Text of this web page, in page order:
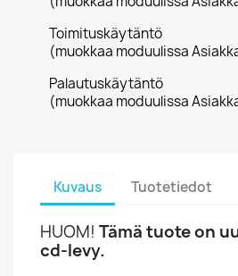
Toimituskäytäntö
(muokkaa moduulissa
Palautuskäytäntö
(muokkaa moduulissa
Kuvaus Tuotetiedot
HUOM! Tämä tuote on
cd-levy.